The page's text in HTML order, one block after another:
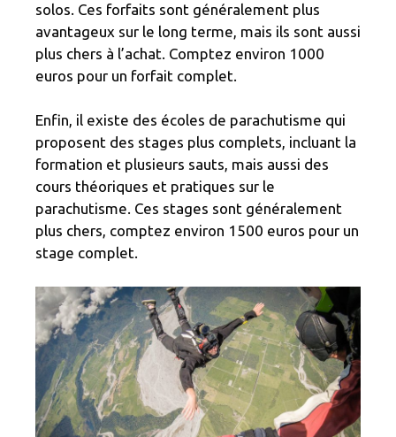
solos. Ces forfaits sont généralement plus
avantageux sur le long terme, mais ils sont aussi
plus chers à l’achat. Comptez environ 1000
euros pour un forfait complet.
Enfin, il existe des écoles de parachutisme qui
proposent des stages plus complets, incluant la
formation et plusieurs sauts, mais aussi des
cours théoriques et pratiques sur le
parachutisme. Ces stages sont généralement
plus chers, comptez environ 1500 euros pour un
stage complet.